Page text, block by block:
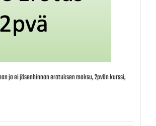
ja ei jäsenhinnan erotuksen maksu, 2pvän kurssi,